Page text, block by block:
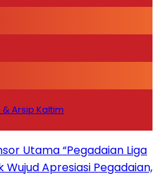
Arsip Kaltim
Utama “Pegadaian Liga
Wujud Apresiasi Pegadaian,